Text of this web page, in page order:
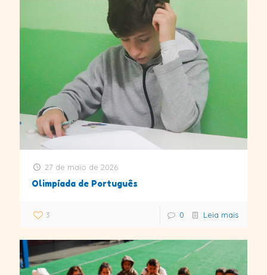
27 de maio de 2026
Olimpíada de Português
3 0 Leia mais